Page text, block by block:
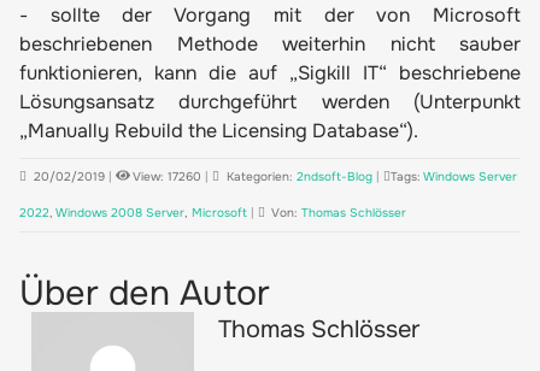
- sollte der Vorgang mit der von Microsoft
beschriebenen Methode weiterhin nicht sauber
funktionieren, kann die auf „Sigkill IT“ beschriebene
Lösungsansatz durchgeführt werden (Unterpunkt
„Manually Rebuild the Licensing Database“).
20/02/2019 | View: 17260 | Kategorien: 2ndsoft-Blog | Tags: Windows Server
2022, Windows 2008 Server, Microsoft | Von: Thomas Schlösser
Über den Autor
Thomas Schlösser